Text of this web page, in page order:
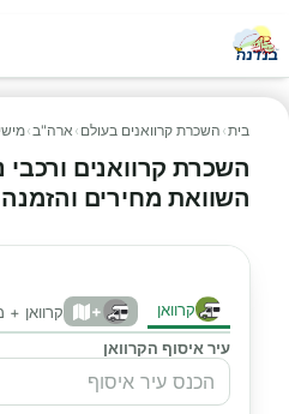
בית› השכרת קרוואנים בעולם › ארה"ב›
השכרת קרוואנים
השוואת מחירים והזמנה
קרוואן + קרוואן +
עיר איסוף הקרוואן